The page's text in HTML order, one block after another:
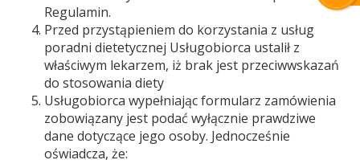
Regulamin.
Przed przystąpieniem do korzystania z usług
poradni dietetycznej Usługobiorca ustalił z
właściwym lekarzem, iż brak jest przeciwwskazań
do stosowania diety
Usługobiorca wypełniając formularz zamówienia
zobowiązany jest podać wyłącznie prawdziwe
dane dotyczące jego osoby. Jednocześnie
oświadcza, że: